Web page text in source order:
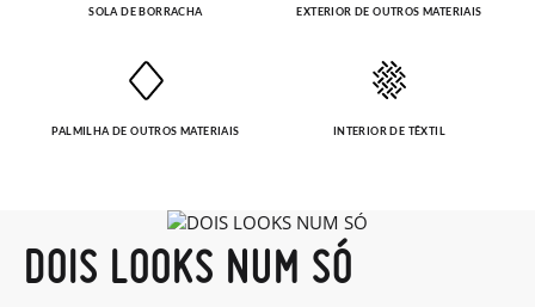
SOLA DE BORRACHA EXTERIOR DE OUTROS MATERIAIS
PALMILHA DE OUTROS MATERIAIS INTERIOR DE TÊXTIL
DOIS LOOKS NUM SÓ